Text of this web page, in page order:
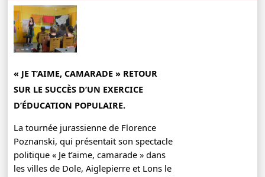
« JE T’AIME, CAMARADE » RETOUR
SUR LE SUCCÈS D’UN EXERCICE
D’ÉDUCATION POPULAIRE.
La tournée jurassienne de Florence
Poznanski, qui présentait son spectacle
politique « Je t’aime, camarade » dans
les villes de Dole, Aiglepierre et Lons le